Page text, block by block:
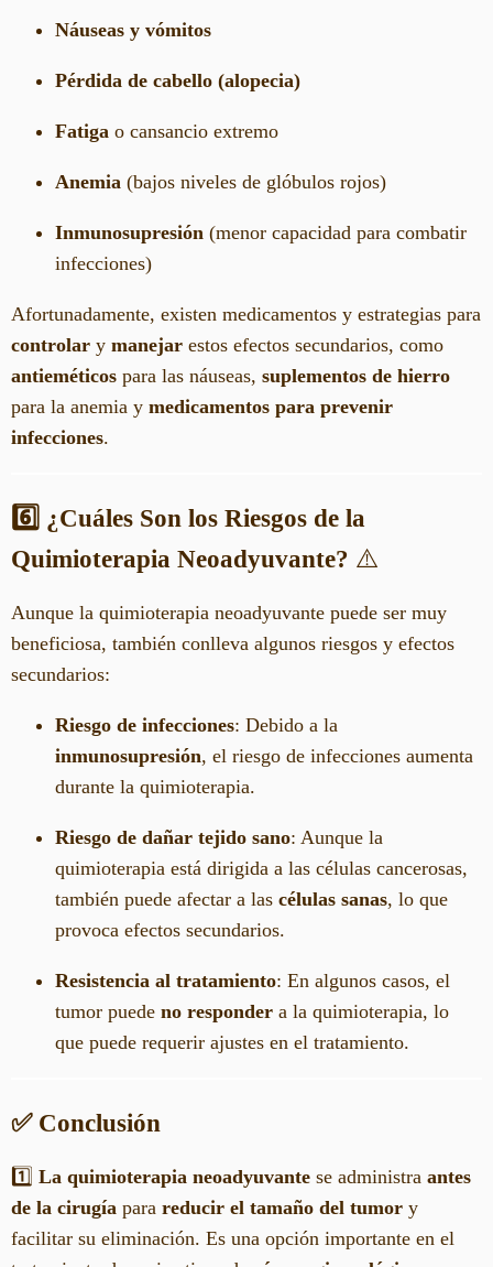
Náuseas y vómitos
Pérdida de cabello (alopecia)
Fatiga o cansancio extremo
Anemia (bajos niveles de glóbulos rojos)
Inmunosupresión (menor capacidad para combatir
infecciones)
Afortunadamente, existen medicamentos y estrategias para
controlar y manejar estos efectos secundarios, como
antieméticos para las náuseas, suplementos de hierro
para la anemia y medicamentos para prevenir
infecciones.
6️⃣ ¿Cuáles Son los Riesgos de la
Quimioterapia Neoadyuvante? ⚠️
Aunque la quimioterapia neoadyuvante puede ser muy
beneficiosa, también conlleva algunos riesgos y efectos
secundarios:
Riesgo de infecciones: Debido a la
inmunosupresión, el riesgo de infecciones aumenta
durante la quimioterapia.
Riesgo de dañar tejido sano: Aunque la
quimioterapia está dirigida a las células cancerosas,
también puede afectar a las células sanas, lo que
provoca efectos secundarios.
Resistencia al tratamiento: En algunos casos, el
tumor puede no responder a la quimioterapia, lo
que puede requerir ajustes en el tratamiento.
✅ Conclusión
1️⃣ La quimioterapia neoadyuvante se administra antes
de la cirugía para reducir el tamaño del tumor y
facilitar su eliminación. Es una opción importante en el